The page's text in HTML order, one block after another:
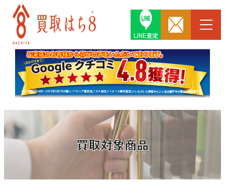
LINE査定
買取対象商品